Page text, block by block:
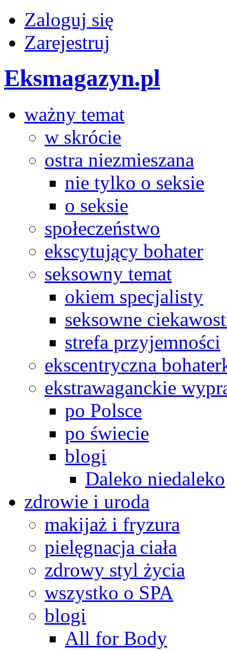
Zaloguj się
Zarejestruj
Eksmagazyn.pl
ważny temat
w skrócie
ostra niezmieszana
nie tylko o seksie
o seksie
społeczeństwo
ekscytujący bohater
seksowny temat
okiem specjalisty
seksowne
strefa przyjemności
ekscentryczna
ekstrawaganckie
po Polsce
po świecie
blogi
Daleko niedaleko
zdrowie i uroda
makijaż i fryzura
pielęgnacja ciała
zdrowy styl życia
wszystko o SPA
blogi
All for Body